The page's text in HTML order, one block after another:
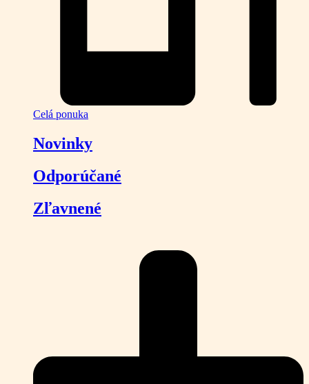
Celá ponuka
Novinky
Odporúčané
Zľavnené